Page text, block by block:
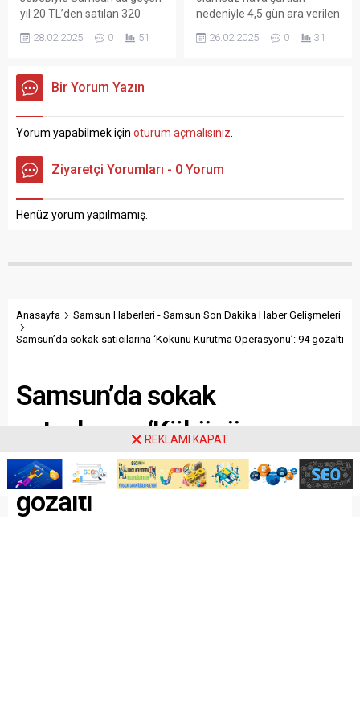
yıl 20 TL’den satılan 320
gram sade Ramazan pidesi,
bu yıl 25 TL’den satışa
vazgeçilmezi pidenin fiyatı
Samsun’da da belli oldu.
Sanatkarları Odaları Birliği
(SESOB) Başkanı Hacı Eyüb
Güler, geçen yıl 20 TL’den
satılan 320 gram sade
28.02.2025 0 51
nedeniyle 4,5 gün ara verilen
eğitimin yarından itibaren
devam edeceğini açıkladı.
süredir hasretini çektiğimiz
etkisinde geçen bir haftayı
26.02.2025 0 31
Bir Yorum Yazın
Yorum yapabilmek için oturum açmalısınız.
Ziyaretçi Yorumları - 0 Yorum
Henüz yorum yapılmamış.
Anasayfa
Samsun Haberleri - Samsun Son Dakika Haber Gelişmeleri
Samsun’da sokak satıcılarına ‘Kökünü Kurutma Operasyonu’: 94 gözaltı
Samsun’da sokak
satıcılarına ‘Kökünü
Kurutma Operasyonu’: 94
gözaltı
REKLAMI KAPAT